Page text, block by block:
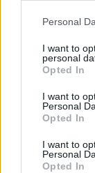
negar su
de su
rechazar tal
cualquier
visitando
Personal
I want to
personal
Opted In
I want to
Personal
Opted In
I want to
Personal
Opted In